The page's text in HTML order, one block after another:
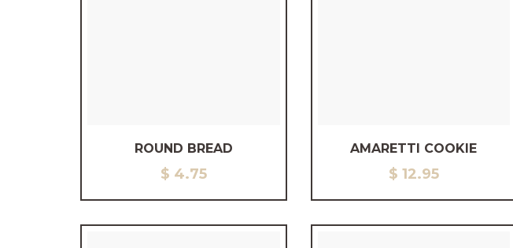
ROUND BREAD
$ 4.75
AMARETTI COOKIE
$ 12.95